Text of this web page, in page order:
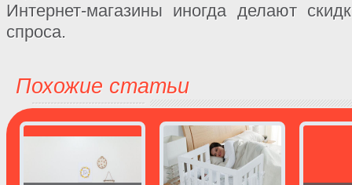
Интернет-магазины иногда делают
спроса.
Похожие статьи